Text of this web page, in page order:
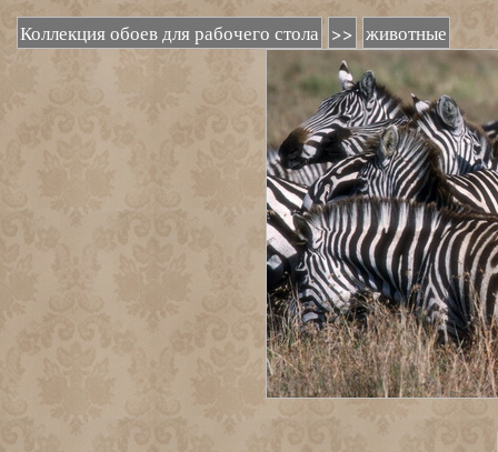
Коллекция обоев для рабочего стола >> животные